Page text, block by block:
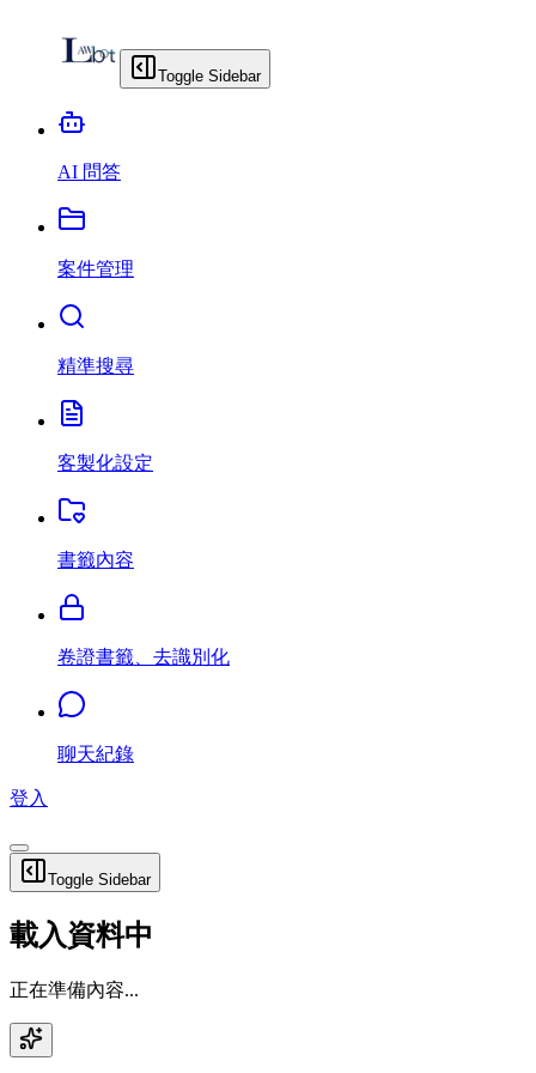
Toggle Sidebar
AI 問答
案件管理
精準搜尋
客製化設定
書籤內容
卷證書籤、去識別化
聊天紀錄
登入
Toggle Sidebar
載入資料中
正在準備內容...